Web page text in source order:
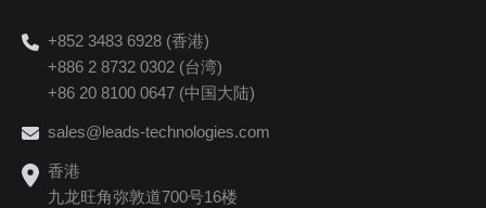
+852 3483 6928 (香港)
+886 2 8732 0302 (台湾)
+86 20 8100 0647 (中国大陆)
sales@leads-technologies.com
香港
九龙旺角弥敦道700号16楼